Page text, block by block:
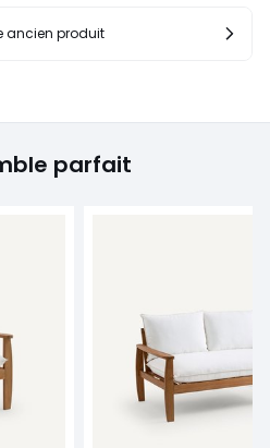
ancien produit
parfait